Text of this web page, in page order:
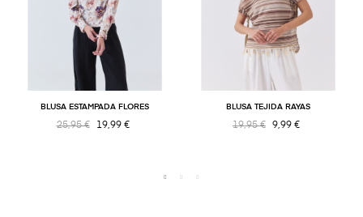
BLUSA ESTAMPADA FLORES
25,95 € 19,99 €
BLUSA TEJIDA RAYAS
19,95 € 9,99 €